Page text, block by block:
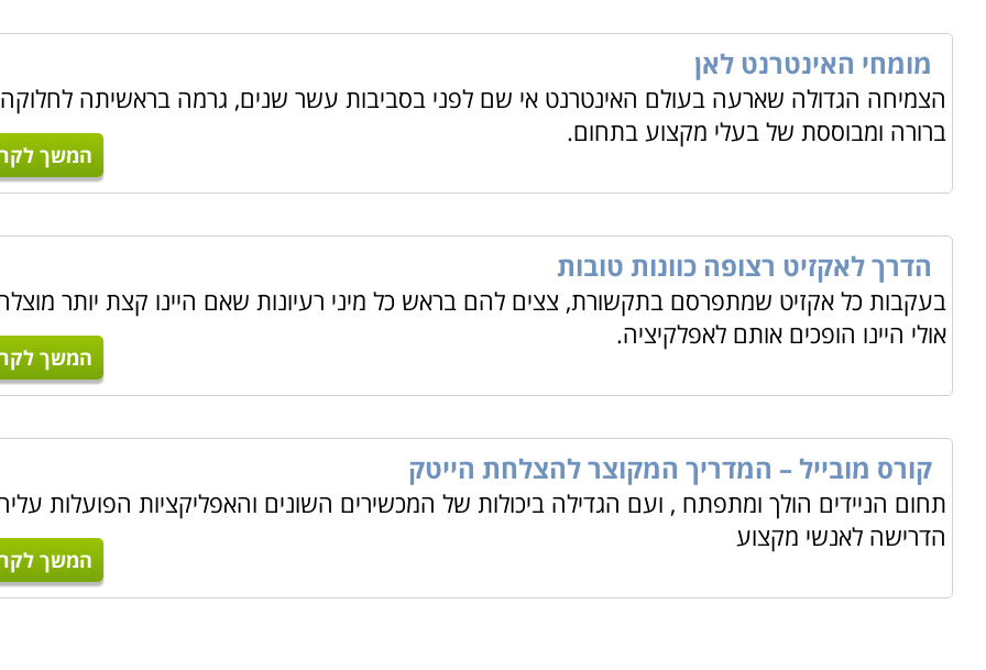
מומחי האינטרנט לאן
הצמיחה הגדולה שארעה בעולם האינטרנט אי שם לפני בסביבות עשר שנים, גרמה בראשיתה לחלוקה
ברורה ומבוססת של בעלי מקצוע בתחום.
המשך
הדרך לאקזיט רצופה כוונות טובות
בעקבות כל אקזיט שמתפרסם בתקשורת, צצים להם בראש כל מיני רעיונות שאם היינו קצת יותר
אולי היינו הופכים אותם לאפלקיציה.
המשך
קורס מובייל – המדריך המקוצר להצלחת הייטק
תחום הניידים הולך ומתפתח , ועם הגדילה ביכולות של המכשירים השונים והאפליקציות הפועלות
הדרישה לאנשי מקצוע
המשך